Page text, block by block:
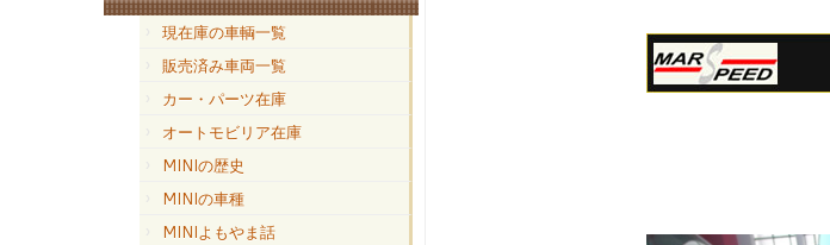
現在庫の車輌一覧
販売済み車両一覧
カー・パーツ在庫
オートモビリア在庫
MINIの歴史
MINIの車種
MINIよもやま話